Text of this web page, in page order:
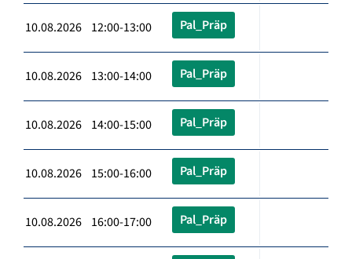
10.08.2026 12:00-13:00 Pal_Präp
10.08.2026 13:00-14:00 Pal_Präp
10.08.2026 14:00-15:00 Pal_Präp
10.08.2026 15:00-16:00 Pal_Präp
10.08.2026 16:00-17:00 Pal_Präp